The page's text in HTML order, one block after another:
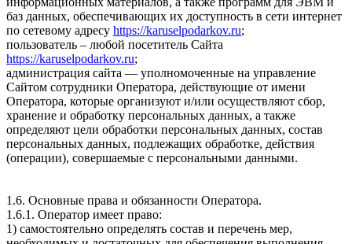
баз данных, обеспечивающих их доступность в сети интернет
по сетевому адресу https://karuselpodarkov.ru;
пользователь – любой посетитель Сайта
https://karuselpodarkov.ru;
администрация сайта — уполномоченные на управление
Сайтом сотрудники Оператора, действующие от имени
Оператора, которые организуют и/или осуществляют сбор,
хранение и обработку персональных данных, а также
определяют цели обработки персональных данных, состав
персональных данных, подлежащих обработке, действия
(операции), совершаемые с персональными данными.
1.6. Основные права и обязанности Оператора.
1.6.1. Оператор имеет право:
1) самостоятельно определять состав и перечень мер,